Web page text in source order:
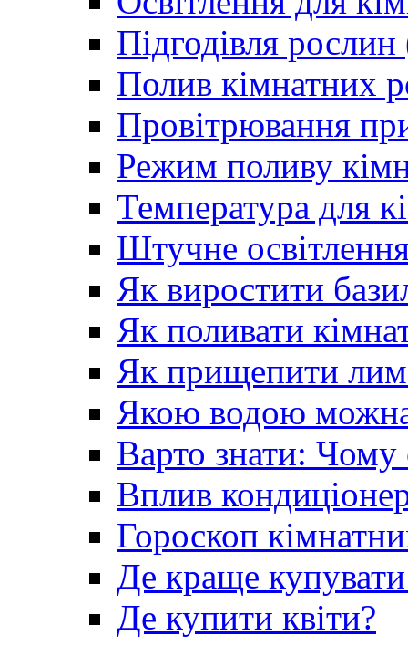
Підгодівля
Полив кімнатних
Провітрювання
Режим поливу
Температура для
Штучне
Як виростити
Як поливати
Як прищепити
Якою водою можна
Варто знати:
Вплив
Гороскоп
Де краще
Де купити квіти?